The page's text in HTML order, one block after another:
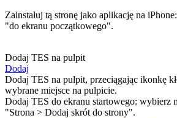
Zainstaluj tą stronę jako aplikację na
"do ekranu początkowego".
Dodaj TES na pulpit
Dodaj
Dodaj TES na pulpit, przeciągając ikonkę
wybrane miejsce na pulpicie.
Dodaj TES do ekranu startowego: wybierz
"Strona > Dodaj skrót do strony".